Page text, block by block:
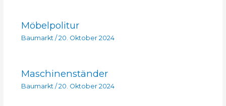
Möbelpolitur
Baumarkt/ 20. Oktober 2024
Maschinenständer
Baumarkt / 20. Oktober 2024